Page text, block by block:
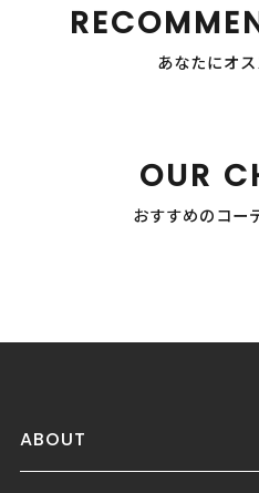
あなたにオ
OUR
おすすめのコー
ABOUT